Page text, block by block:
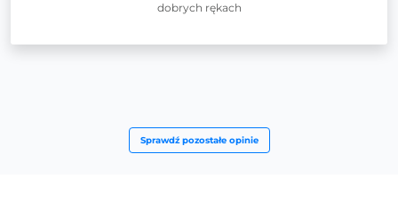
dobrych rękach
Sprawdź pozostałe opinie